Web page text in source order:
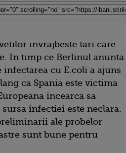
invrajbeste tari care
In timp ce Berlinul anunta
cu E.coli a ajuns
ca Spania este victima
incearca sa
infectiei este neclara.
ale probelor
sunt bune pentru